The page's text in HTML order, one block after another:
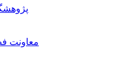
معاونت